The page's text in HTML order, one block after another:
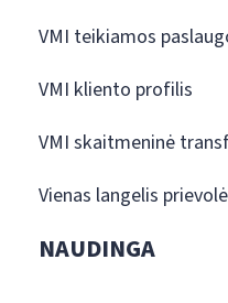
VMI teikiamos
VMI kliento profilis
VMI skaitmeninė
Vienas langelis
NAUDINGA